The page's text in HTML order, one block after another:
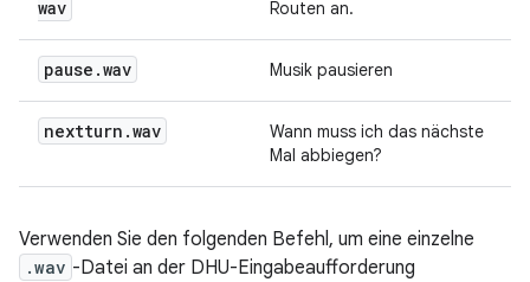
wav
Routen an.
pause .wav Musik pausieren
nextturn .wav
Wann muss ich das nächste
Mal abbiegen?
Verwenden Sie den folgenden Befehl, um eine einzelne
.wav -Datei an der DHU-Eingabeaufforderung